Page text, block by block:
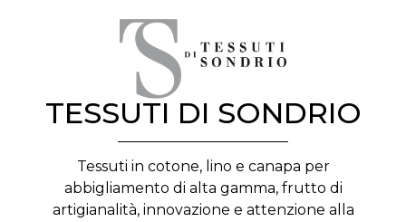
TESSUTI DI SONDRIO
Tessuti in cotone, lino e canapa per
abbigliamento di alta gamma, frutto di
artigianalità, innovazione e attenzione alla